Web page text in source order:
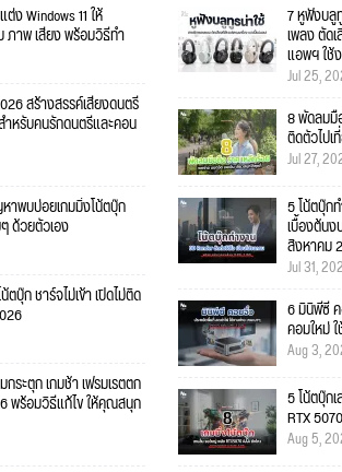
ง Windows 11 ให้
ภาพ เสียง พร้อมวิธีทำ
สร้างสรรค์เสียงดนตรี
หรับคนรักดนตรีและคอน
าพบบ่อยเกมมิ่งโน้ตบุ๊ก
ด้วยตัวเอง
ก ชาร์จไม่เข้า เปิดไม่ติด
ระตุก เกมช้า เฟรมเรตตก
พร้อมวิธีแก้ไข ให้คุณสนุก
7 หูฟังบลู
เพลง ตัด
แอพฯ ใช้
Jul 25,
8 พัดลมมื
ติดตัวไป
Jul 27,
5 โน้ตบุ๊ก
เบื้องต้น
สิงหาคม
Jul 31,
6 มินิพีซี
คอมใหม่
Aug 3,
5 โน้ตบุ๊ก
RTX
Aug 5,